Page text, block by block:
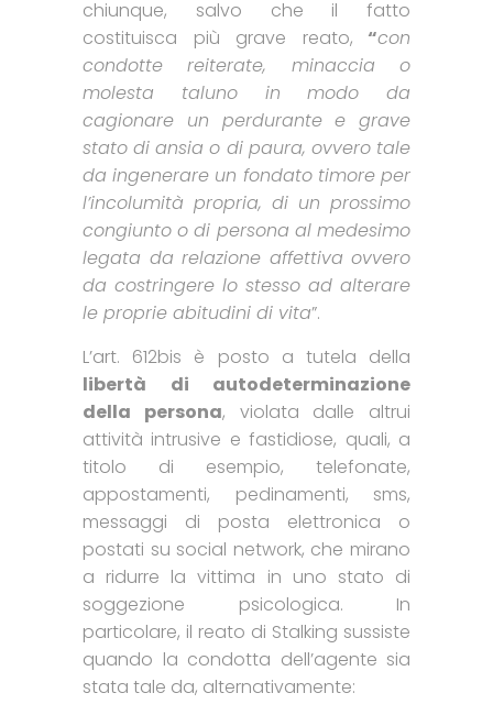
chiunque, salvo che il fatto
costituisca più grave reato, “con
condotte reiterate, minaccia o
molesta taluno in modo da
cagionare un perdurante e grave
stato di ansia o di paura, ovvero tale
da ingenerare un fondato timore per
l’incolumità propria, di un prossimo
congiunto o di persona al medesimo
legata da relazione affettiva ovvero
da costringere lo stesso ad alterare
le proprie abitudini di vita”.
L’art. 612bis è posto a tutela della
libertà di autodeterminazione
della persona, violata dalle altrui
attività intrusive e fastidiose, quali, a
titolo di esempio, telefonate,
appostamenti, pedinamenti, sms,
messaggi di posta elettronica o
postati su social network, che mirano
a ridurre la vittima in uno stato di
soggezione psicologica. In
particolare, il reato di Stalking sussiste
quando la condotta dell’agente sia
stata tale da, alternativamente: